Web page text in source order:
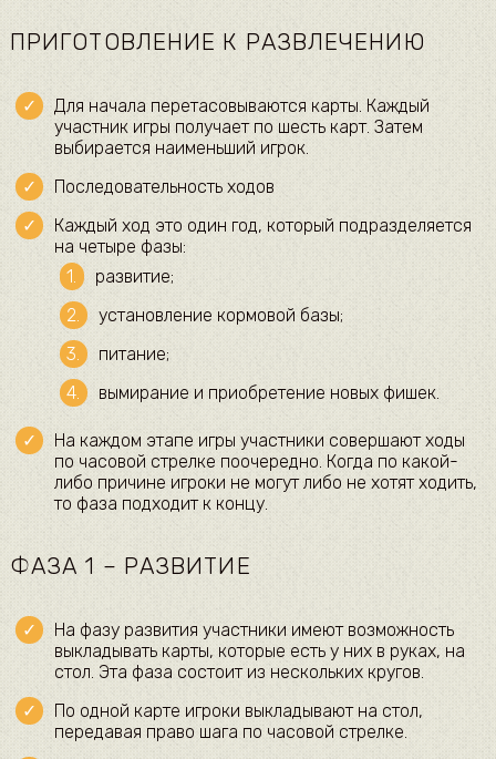
ПРИГОТОВЛЕНИЕ К РАЗВЛЕЧЕНИЮ
Для начала перетасовываются карты. Каждый
участник игры получает по шесть карт. Затем
выбирается наименьший игрок.
Последовательность ходов
Каждый ход это один год, который подразделяется
на четыре фазы:
развитие;
установление кормовой базы;
питание;
вымирание и приобретение новых фишек.
На каждом этапе игры участники совершают ходы
по часовой стрелке поочередно. Когда по какой-
либо причине игроки не могут либо не хотят ходить,
то фаза подходит к концу.
ФАЗА 1 – РАЗВИТИЕ
На фазу развития участники имеют возможность
выкладывать карты, которые есть у них в руках, на
стол. Эта фаза состоит из нескольких кругов.
По одной карте игроки выкладывают на стол,
передавая право шага по часовой стрелке.